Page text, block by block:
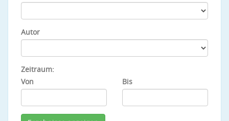
Autor
Zeitraum:
Von
Bis